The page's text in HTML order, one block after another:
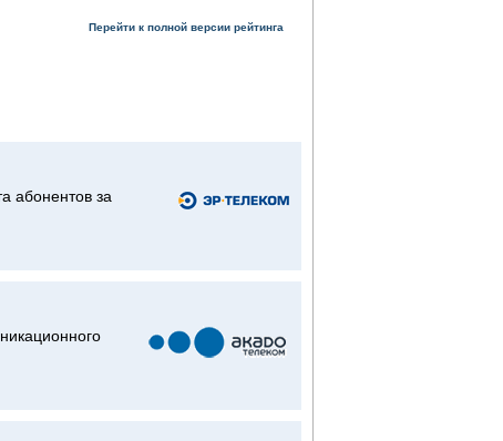
Перейти к полной версии рейтинга
абонентов за